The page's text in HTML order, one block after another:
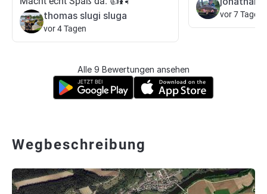
thomas slugi sluga
vor 4 Tagen
vor 7 Tagen
Alle 9 Bewertungen ansehen
Wegbeschreibung